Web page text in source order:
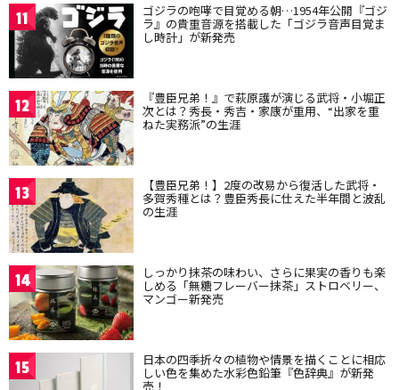
11 ゴジラの咆哮で目覚める朝…1954年公開『ゴジ
ラ』の貴重音源を搭載した「ゴジラ音声目覚ま
し時計」が新発売
12 『豊臣兄弟！』で萩原護が演じる武将・小堀正
次とは？秀長・秀吉・家康が重用、“出家を重
ねた実務派”の生涯
13 【豊臣兄弟！】2度の改易から復活した武将・
多賀秀種とは？豊臣秀長に仕えた半年間と波乱
の生涯
14 しっかり抹茶の味わい、さらに果実の香りも楽
しめる「無糖フレーバー抹茶」ストロベリー、
マンゴー新発売
15 日本の四季折々の植物や情景を描くことに相応
しい色を集めた水彩色鉛筆『色辞典』が新発
売！